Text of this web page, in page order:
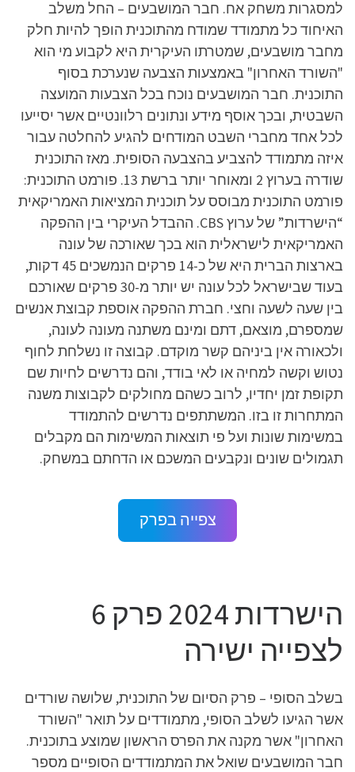
למסגרות משחק אח. חבר המושבעים – החל משלב
האיחוד כל מתמודד שמודח מהתוכנית הופך להיות חלק
מחבר מושבעים, שמטרתו העיקרית היא לקבוע מי הוא
"השורד האחרון" באמצעות הצבעה שנערכת בסוף
התוכנית. חבר המושבעים נוכח בכל הצבעות המועצה
השבטית, ובכך אוסף מידע ונתונים רלוונטיים אשר יסייעו
לכל אחד מחברי השבט המודחים להגיע להחלטה עבור
איזה מתמודד להצביע בהצבעה הסופית. מאז התוכנית
שודרה בערוץ 2 ומאוחר יותר ברשת 13. פורמט התוכנית:
פורמט התוכנית מבוסס על תוכנית המציאות האמריקאית
“הישרדות” של ערוץ CBS. ההבדל העיקרי בין ההפקה
האמריקאית לישראלית הוא בכך שאורכה של עונה
בארצות הברית היא של כ-14 פרקים הנמשכים 45 דקות,
בעוד שבישראל לכל עונה יש יותר מ-30 פרקים שאורכם
בין שעה לשעה וחצי. חברת ההפקה אוספת קבוצת אנשים
שמספרם, מוצאם, דתם ומינם משתנה מעונה לעונה,
ולכאורה אין ביניהם קשר מוקדם. קבוצה זו נשלחת לחוף
נטוש וקשה למחיה או לאי בודד, והם נדרשים לחיות שם
תקופת זמן יחדיו, לרוב כשהם מחולקים לקבוצות משנה
המתחרות זו בזו. המשתתפים נדרשים להתמודד
במשימות שונות ועל פי תוצאות המשימות הם מקבלים
תגמולים שונים ונקבעים המשכם או הדחתם במשחק.
צפייה בפרק
הישרדות 2024 פרק 6
לצפייה ישירה
בשלב הסופי – פרק הסיום של התוכנית, שלושה שורדים
אשר הגיעו לשלב הסופי, מתמודדים על תואר "השורד
האחרון" אשר מקנה את הפרס הראשון שמוצע בתוכנית.
חבר המושבעים שואל את המתמודדים הסופיים מספר